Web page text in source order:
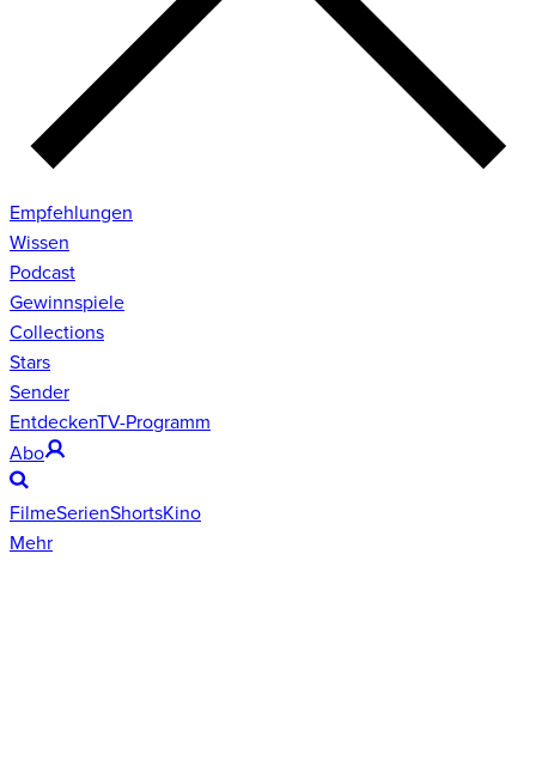
Empfehlungen
Wissen
Podcast
Gewinnspiele
Collections
Stars
Sender
EntdeckenTV-Programm
Abo
FilmeSerienShortsKino
Mehr